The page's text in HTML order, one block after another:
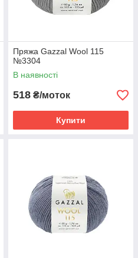
Пряжа Gazzal Wool 115
№3304
В наявності
518 ₴/моток
Купити